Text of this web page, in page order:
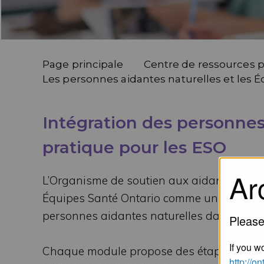
Page principale
Centre de ressources
Les personnes aidantes naturelles et les
Intégration des
pratique pour les ESO
L’Organisme de soutien aux aidants
Équipes Santé Ontario comme une
personnes aidantes naturelles dans tous
Chaque module propose des étapes, des
If you